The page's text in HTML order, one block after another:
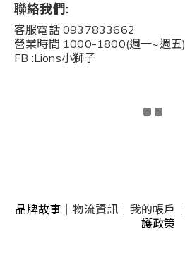
聯絡我們:
客服電話 0937833662
營業時間 1000-1800(週一~週五)
FB :Lions小獅子
品牌故事 物流資訊 我的帳戶
護政策